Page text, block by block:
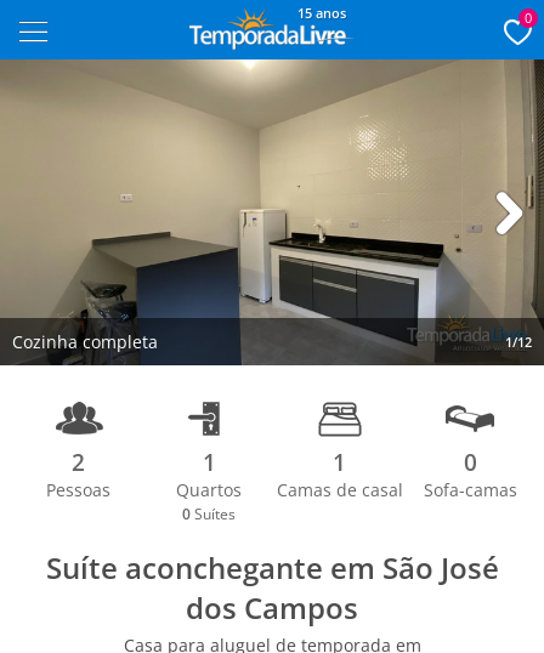
15 anos 0
Cozinha completa 1/12
2
Pessoas
1
Quartos
0 Suítes
1
Camas de casal
0
Sofa-camas
Suíte aconchegante em São José
dos Campos
Casa para aluguel de temporada em